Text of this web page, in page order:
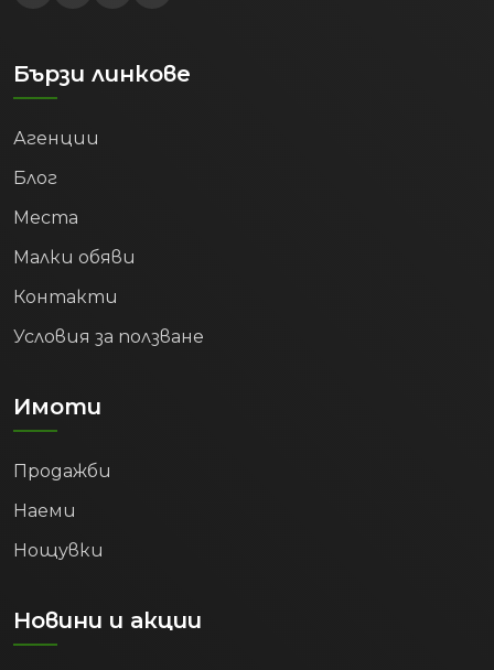
Бързи линкове
Агенции
Блог
Места
Малки обяви
Контакти
Условия за ползване
Имоти
Продажби
Наеми
Нощувки
Новини и акции